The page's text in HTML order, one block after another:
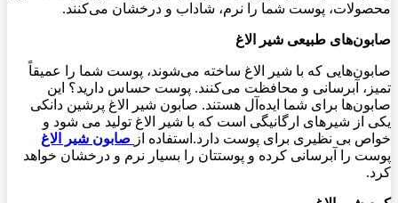
محصولات، پوست شما را نرم، شاداب و درخشان می‌کنند.
صابون‌های طبیعی شیر الاغ
صابون‌هایی که با شیر الاغ ساخته می‌شوند، پوست شما را عمیقاً
تمیز، آبرسانی و محافظت می‌کنند. پوست حساس دارید؟ این
صابون‌ها برای شما ایده‌آل هستند. صابون شیر الاغ پرشین دانکی
یکی از شیرهای ارگانیگی است که با شیر الاغ تولید می شود و
خواص بی نظیری برای پوست دارد.استفاده از صابون شیر الاغ
پوست را آبرسانی کرده و پوستتان را بسیار نرم و درخشان خواهد
کرد.